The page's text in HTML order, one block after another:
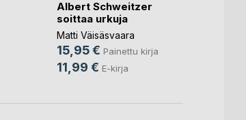
Albert Schweitzer
soittaa urkuja
Matti Väisäsvaara
15,95 € Painettu kirja
11,99 € E-kirja